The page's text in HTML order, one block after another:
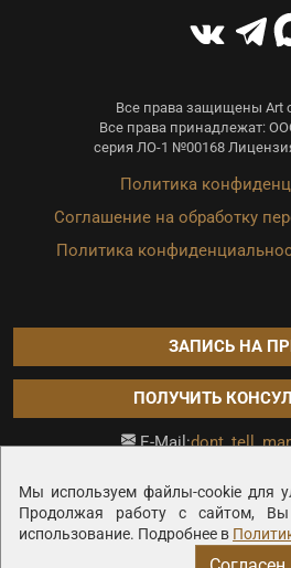
Мы используем файлы-cookie для
Продолжая работу с сайтом,
использование. Подробнее в
Все права защищены Art
Все права принадлежат:
серия ЛО-1 №00168
Политика
Соглашение на обработку
Политика
ЗАПИСЬ НА
ПОЛУЧИТЬ
E-Mail: